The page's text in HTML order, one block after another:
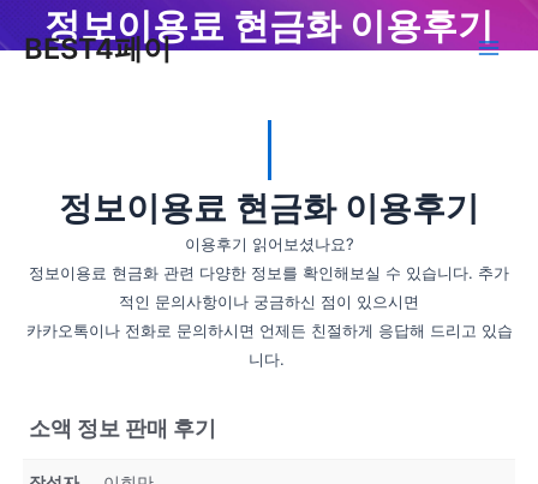
텐
BEST4페이
Main
정보이용료 현금화 이용후기
정보이용료 현금화 이용후기
이용후기 읽어보셨나요?
정보이용료 현금화 관련 다양한 정보를 확인해보실 수 있습니다. 추가
적인 문의사항이나 궁금하신 점이 있으시면
카카오톡이나 전화로 문의하시면 언제든 친절하게 응답해 드리고 있습
니다.
소액 정보 판매 후기